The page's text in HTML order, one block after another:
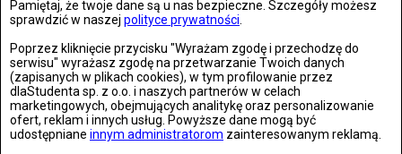
Pamiętaj, że twoje dane są u nas bezpieczne. Szczegóły możesz
sprawdzić w naszej polityce prywatności
Poprzez kliknięcie przycisku "Wyrażam zgodę i przechodzę do
serwisu" wyrażasz zgodę na przetwarzanie Twoich danych
(zapisanych w plikach cookies), w tym profilowanie przez
dlaStudenta sp. z o.o. i naszych partnerów w celach
marketingowych, obejmujących analitykę oraz personalizowanie
ofert, reklam i innych usług. Powyższe dane mogą być
udostępniane innym administratorom zainteresowanym reklamą.
Stronie Śląskie w ruinach: skutki niszczycielskiej powodzi
Zdjęć: 25